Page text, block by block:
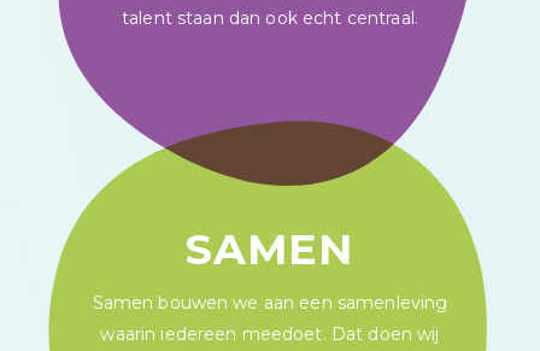
talent staan dan ook echt centraal.
SAMEN
Samen bouwen we aan een samenleving
waarin iedereen meedoet. Dat doen wij